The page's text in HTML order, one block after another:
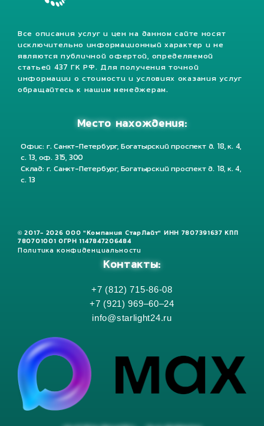
Все описания услуг и цен на данном сайте носят
исключительно информационный характер и не
являются публичной офертой, определяемой
статьей 437 ГК РФ. Для получения точной
информации о стоимости и условиях оказания услуг
обращайтесь к нашим менеджерам.
Место нахождения:
Офис: г. Санкт-Петербург, Богатырский проспект д. 18, к. 4,
с. 13, оф. 315, 300
Склад: г. Санкт-Петербург, Богатырский проспект д. 18, к. 4,
с. 13
© 2017- 2026 ООО "Компания СтарЛайт" ИНН 7807391637 КПП
780701001 ОГРН 1147847206484
Политика конфиденциальности
Контакты:
+7 (812) 715-86-08
+7 (921) 969–60–24
info@starlight24.ru